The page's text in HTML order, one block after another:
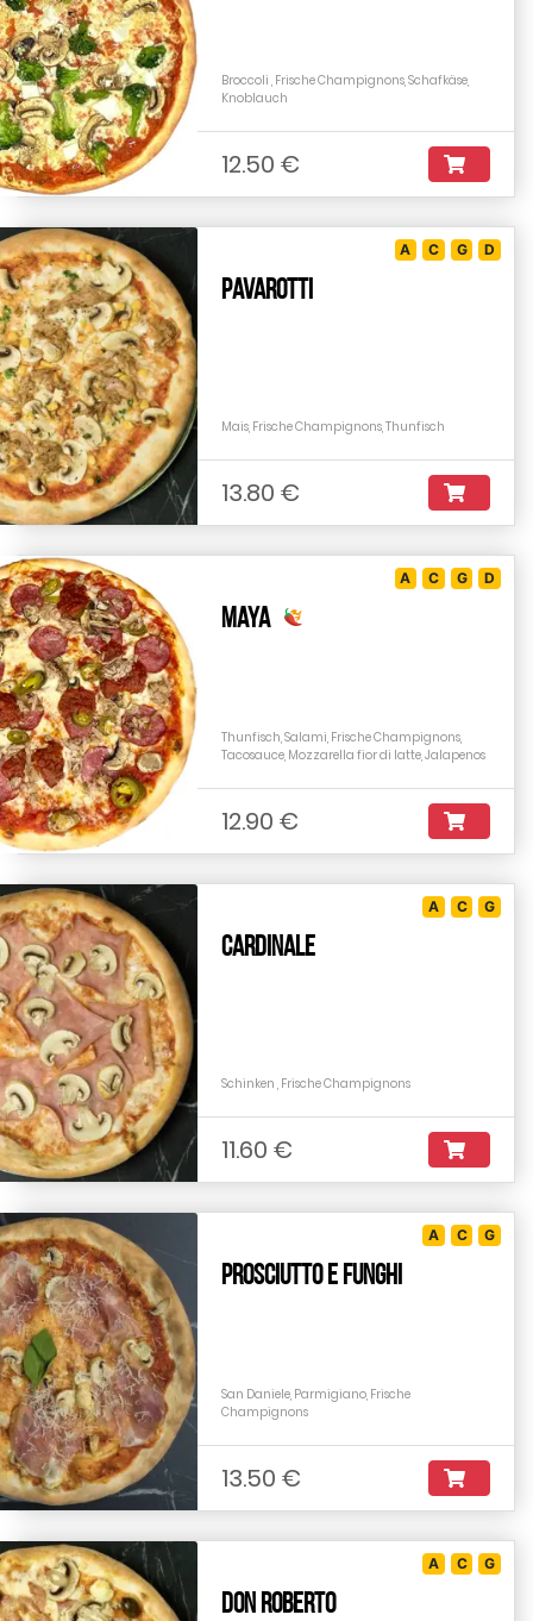
Broccoli , Frische Champignons, Schafkäse,
Knoblauch
12.50 €
Pavarotti
A C G D
Mais, Frische Champignons, Thunfisch
13.80 €
Maya
A C G D
Thunfisch, Salami, Frische Champignons,
Tacosauce, Mozzarella fior di latte, Jalapenos
12.90 €
Cardinale
A C G
Schinken , Frische Champignons
11.60 €
Prosciutto e Funghi
A C G
San Daniele, Parmigiano, Frische
Champignons
13.50 €
Don Roberto
A C G